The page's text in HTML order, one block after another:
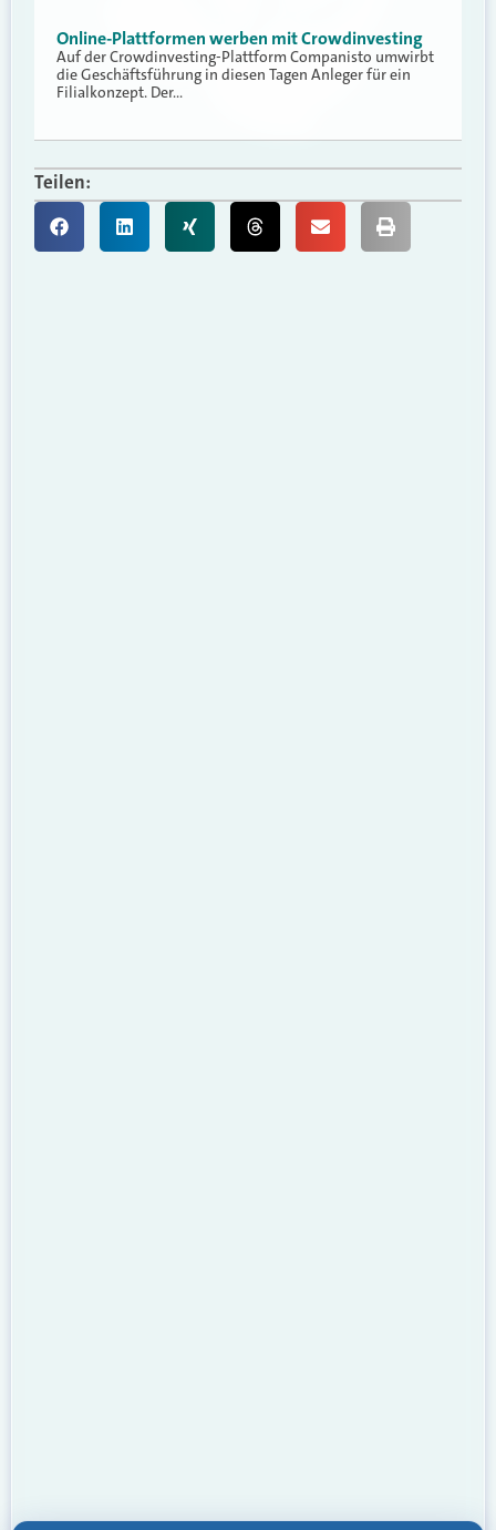
Online-Plattformen werben mit Crowdinvesting
Auf der Crowdinvesting-Plattform Companisto umwirbt
die Geschäftsführung in diesen Tagen Anleger für ein
Filialkonzept. Der…
Teilen: